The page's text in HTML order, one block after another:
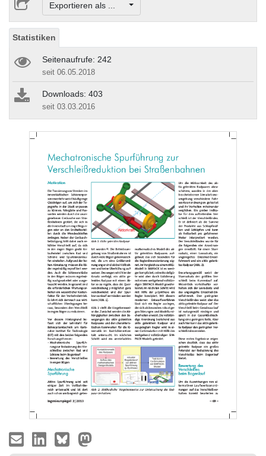
Exportieren als ...
Statistiken
Seitenaufrufe: 242
seit 06.05.2018
Downloads: 403
seit 03.03.2016